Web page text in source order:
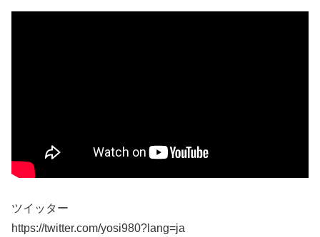
ツイッター
https://twitter.com/yosi980?lang=ja